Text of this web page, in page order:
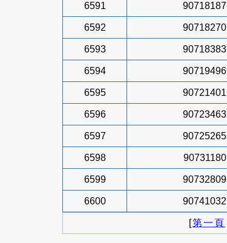
6591 90718187
6592 90718270
6593 90718383
6594 90719496
6595 90721401
6596 90723463
6597 90725265
6598 90731180
6599 90732809
6600 90741032
[第一頁